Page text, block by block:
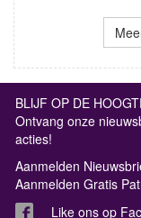
BLIJF OP DE
Ontvang onze
acties!
Aanmelden
Aanmelden Gratis
Like ons op